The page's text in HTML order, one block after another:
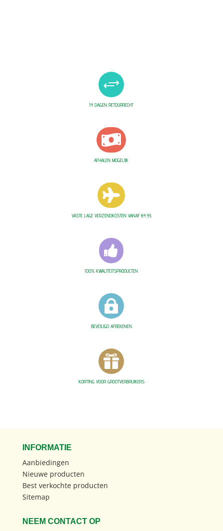
+
14 DAGEN RETOURRECHT

AFHALEN MOGELIJK

VASTE LAGE VERZENDKOSTEN VANAF €4,95

100% KWALITEITSPRODUCTEN

BEVEILIGD AFREKENEN

KORTING VOOR GROOTVERBRUIKERS
INFORMATIE
Aanbiedingen
Nieuwe producten
Best verkochte producten
Sitemap
NEEM CONTACT OP